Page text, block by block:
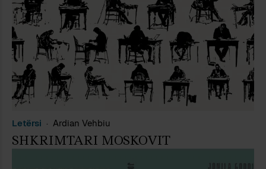
Letërsi Ardian Vehbiu
SHKRIMTARI MOSKOVIT